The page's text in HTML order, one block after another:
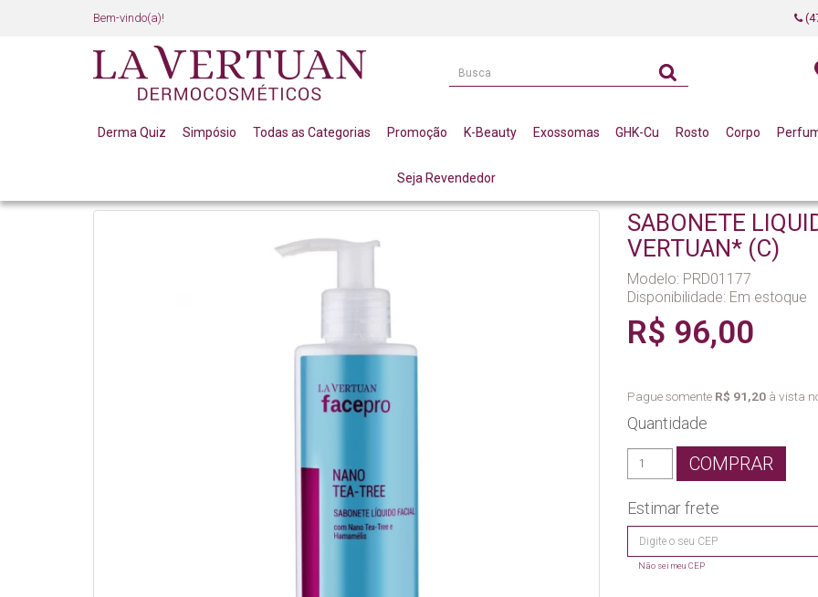
Bem-vindo(a)!
Derma Quiz Simpósio Todas as Categorias Promoção K-Beauty Exossomas GHK-Cu Rosto Corpo
Seja Revendedor
SABONETE LIQUIDO NANO TEA TREE 200ML LA VERTUAN* (C)
SABONETE
VERTUAN* (C)
Modelo: PRD01177
Disponibilidade: Em estoque
R$ 96,00
Pague somente R$ 91,20 à vista
Quantidade
COMPRAR
Estimar frete
Não sei meu CEP